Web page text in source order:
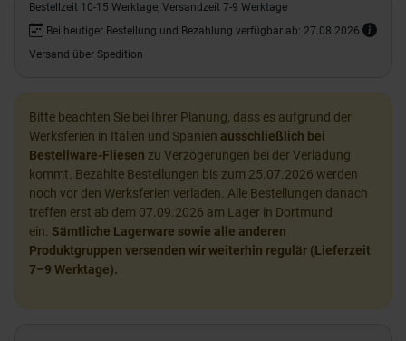
Bestellzeit 10-15 Werktage, Versandzeit 7-9 Werktage
Bei heutiger Bestellung und Bezahlung verfügbar ab: 27.08.2026
Versand über Spedition
Bitte beachten Sie bei Ihrer Planung, dass es aufgrund der
Werksferien in Italien und Spanien ausschließlich bei
Bestellware-Fliesen zu Verzögerungen bei der Verladung
kommt. Bezahlte Bestellungen bis zum 25.07.2026 werden
noch vor den Werksferien verladen. Alle Bestellungen danach
treffen erst ab dem 07.09.2026 am Lager in Dortmund
ein. Sämtliche Lagerware sowie alle anderen
Produktgruppen versenden wir weiterhin regulär (Lieferzeit
7–9 Werktage).